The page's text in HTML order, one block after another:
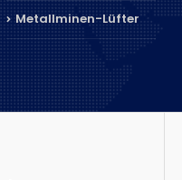
Metallminen-Lüfter